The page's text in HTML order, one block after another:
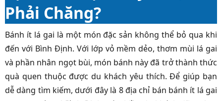
Phải Chăng?
Bánh ít lá gai là một món đặc sản không thể bỏ qua khi
đến với Bình Định. Với lớp vỏ mềm dẻo, thơm mùi lá gai
và phần nhân ngọt bùi, món bánh này đã trở thành thức
quà quen thuộc được du khách yêu thích. Để giúp bạn
dễ dàng tìm kiếm, dưới đây là 8 địa chỉ bán bánh ít lá gai